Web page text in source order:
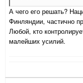
А чего его решать?
Финляндии, частично
Любой, кто
малейших усилий.